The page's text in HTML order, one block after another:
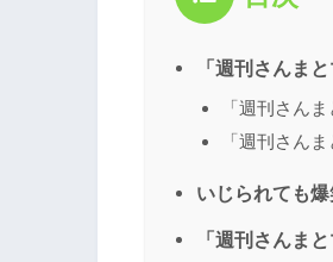
「週刊さんま
「週刊さん
「週刊さん
いじられても
「週刊さんま